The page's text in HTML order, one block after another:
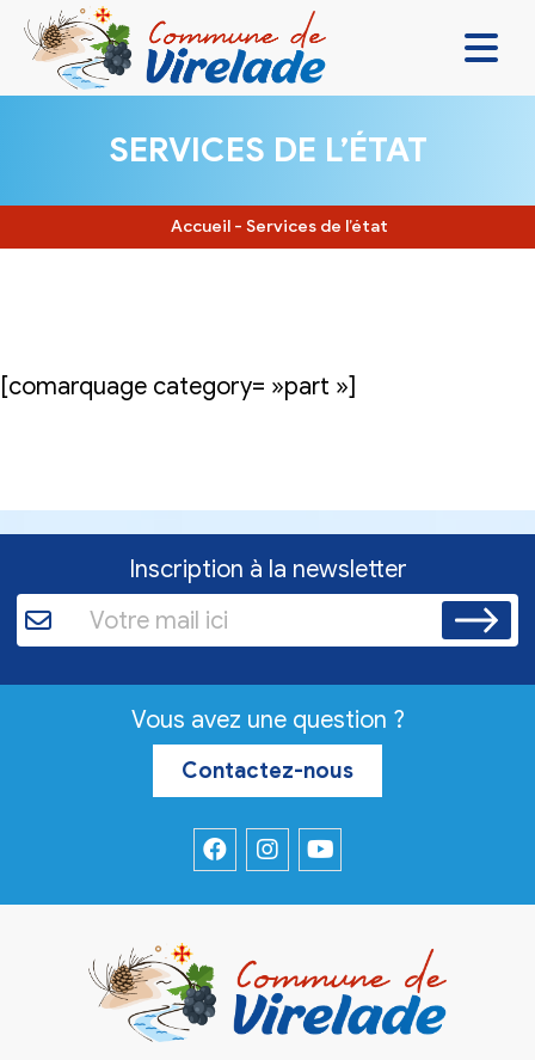
VIVRE ENSEMBLE
SE DIVERTIR
SERVICES DE L’ÉTAT
Accueil - Services de l’état
[comarquage category= »part »]
Inscription à la newsletter
Vous avez une question ?
Contactez-nous